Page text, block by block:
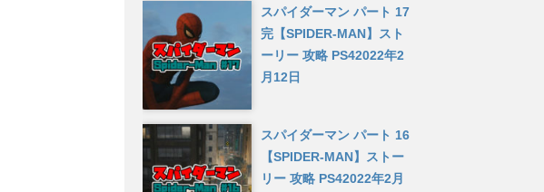
スパイダーマン パート 17
完【SPIDER-MAN】スト
ーリー 攻略 PS42022年2
月12日
スパイダーマン パート 16
【SPIDER-MAN】ストー
リー 攻略 PS42022年2月